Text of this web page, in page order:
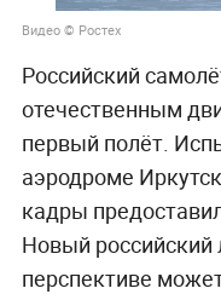
Видео © Ростех
Российский
отечественным
первый полёт.
аэродроме
кадры
Новый российский
перспективе